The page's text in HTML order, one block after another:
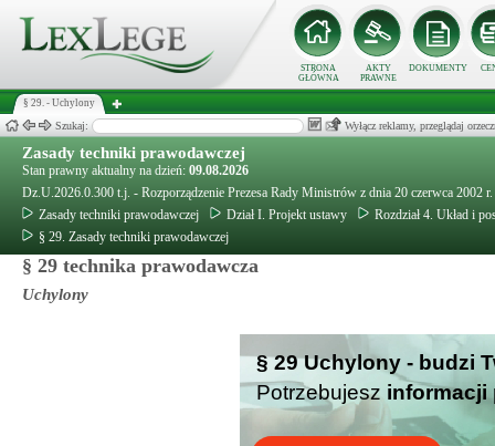
STRONA
GŁÓWNA
AKTY
PRAWNE
DOKUMENTY
§ 29. - Uchylony
Szukaj: Wyłącz reklamy, przeglądaj
Zasady techniki prawodawczej
Stan prawny aktualny na dzień: 09.08.2026
Dz.U.2026.0.300 t.j. - Rozporządzenie Prezesa Rady Ministrów z dnia 20 czerwca 2002
Zasady techniki prawodawczej
Dział I. Projekt ustawy
Rozdział 4. Układ i
§ 29. Zasady techniki prawodawczej
§ 29 technika prawodawcza
Uchylony
§ 29 Uchylony - budzi
Potrzebujesz informacji